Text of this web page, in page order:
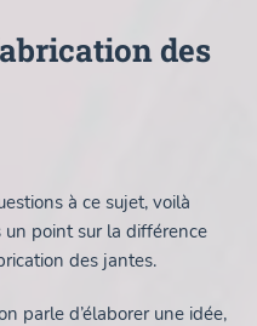
des
à ce sujet, voilà
un point sur la différence
des jantes.
parle d’élaborer une idée,